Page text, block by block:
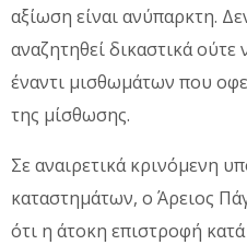
αξίωση είναι ανύπαρκτη.
αναζητηθεί δικαστικά
έναντι μισθωμάτων που
της μίσθωσης.
Σε αναιρετικά κρινόμενη
καταστημάτων, ο Άρειος
ότι η άτοκη επιστροφή